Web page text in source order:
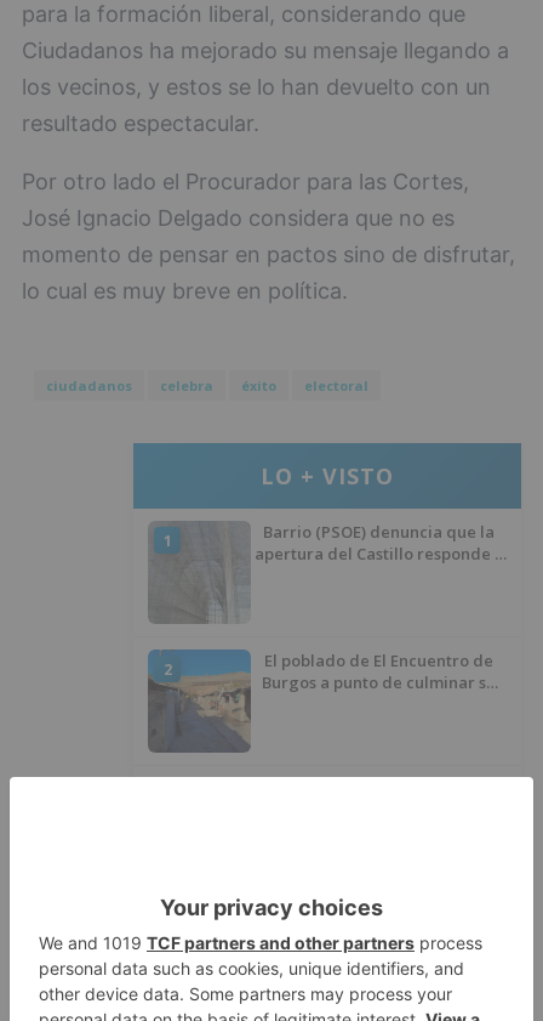
para la formación liberal, considerando que
Ciudadanos ha mejorado su mensaje llegando a
los vecinos, y estos se lo han devuelto con un
resultado espectacular.
Por otro lado el Procurador para las Cortes,
José Ignacio Delgado considera que no es
momento de pensar en pactos sino de disfrutar,
lo cual es muy breve en política.
ciudadanos celebra éxito electoral
LO + VISTO
1
Barrio (PSOE) denuncia que la
apertura del Castillo responde a
2
El poblado de El Encuentro de
Burgos a punto de culminar su
CCOO Burgos tramita más de 200
expedientes de regularización
de inmigrantes